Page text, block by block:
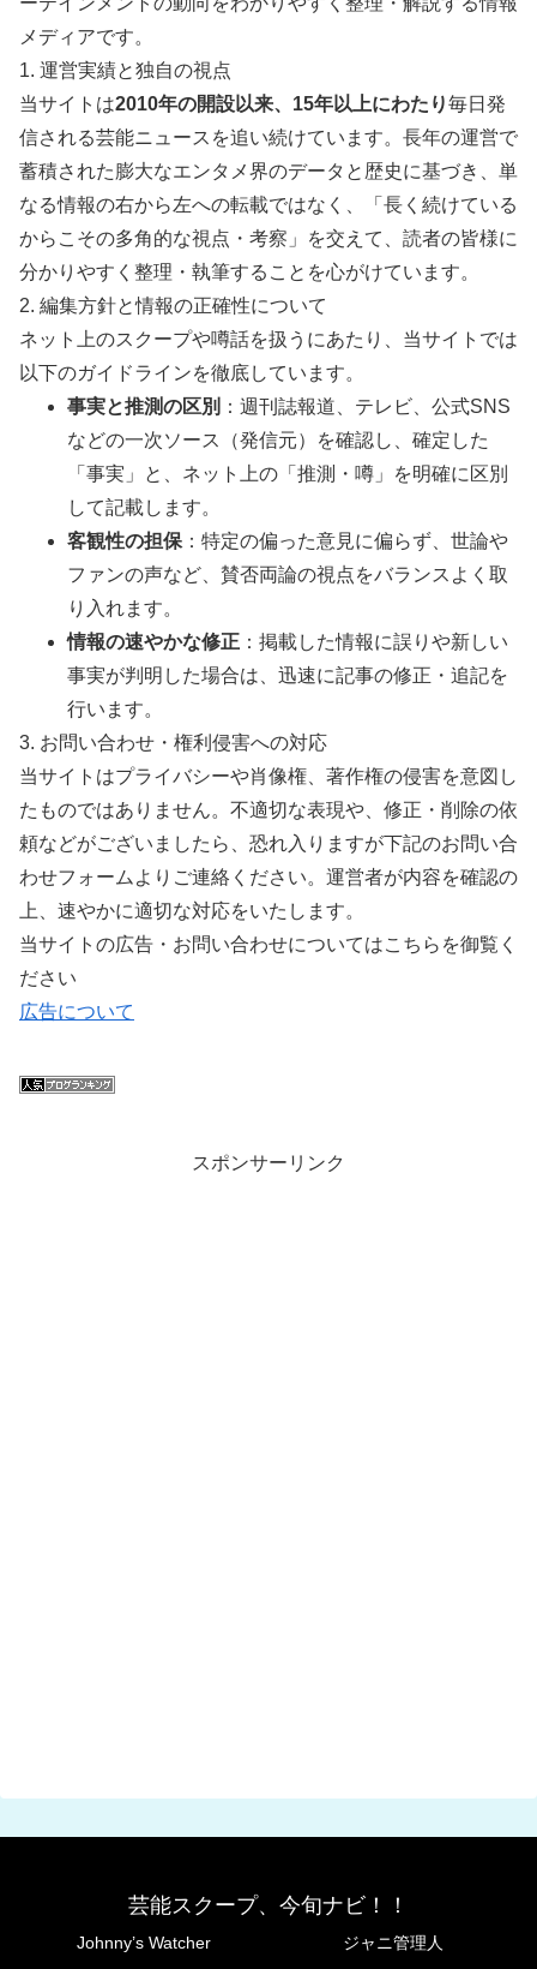
メディアです。
1. 運営実績と独自の視点
当サイトは2010年の開設以来、15年以上にわたり毎日発
信される芸能ニュースを追い続けています。長年の運営で
蓄積された膨大なエンタメ界のデータと歴史に基づき、単
なる情報の右から左への転載ではなく、「長く続けている
からこその多角的な視点・考察」を交えて、読者の皆様に
分かりやすく整理・執筆することを心がけています。
2. 編集方針と情報の正確性について
ネット上のスクープや噂話を扱うにあたり、当サイトでは
以下のガイドラインを徹底しています。
事実と推測の区別 ：週刊誌報道、テレビ、公式SNS
などの一次ソース（発信元）を確認し、確定した
「事実」と、ネット上の「推測・噂」を明確に区別
して記載します。
客観性の担保 ：特定の偏った意見に偏らず、世論や
ファンの声など、賛否両論の視点をバランスよく取
り入れます。
情報の速やかな修正 ：掲載した情報に誤りや新しい
事実が判明した場合は、迅速に記事の修正・追記を
行います。
3. お問い合わせ・権利侵害への対応
当サイトはプライバシーや肖像権、著作権の侵害を意図し
たものではありません。不適切な表現や、修正・削除の依
頼などがございましたら、恐れ入りますが下記のお問い合
わせフォームよりご連絡ください。運営者が内容を確認の
上、速やかに適切な対応をいたします。
当サイトの広告・お問い合わせについてはこちらを御覧く
ださい
広告について
スポンサーリンク
芸能スクープ、今旬ナビ！！
Johnny’s Watcher
ジャニ管理人